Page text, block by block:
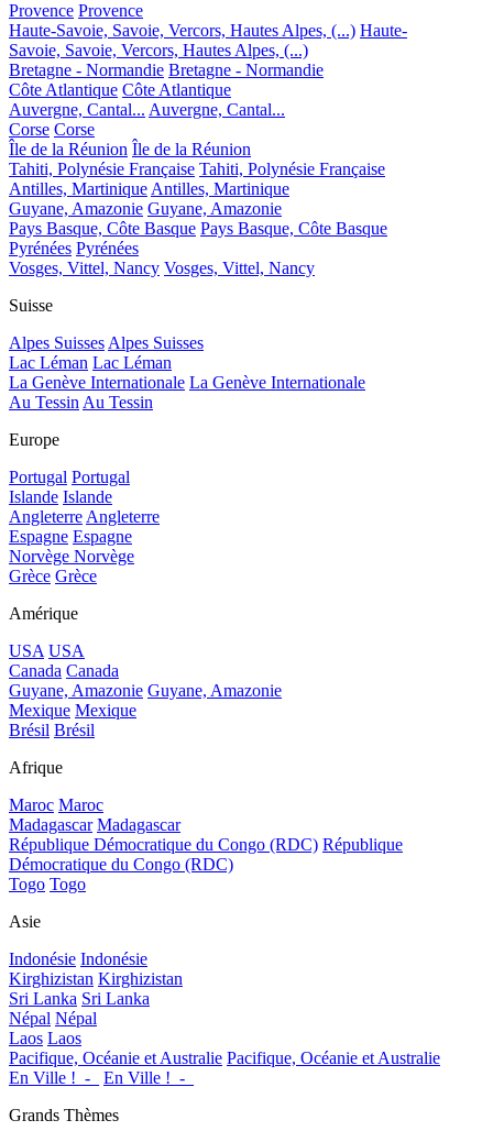
Provence Provence
Haute-Savoie, Savoie, Vercors, Hautes Alpes, (...) Haute-
Savoie, Savoie, Vercors, Hautes Alpes, (...)
Bretagne - Normandie Bretagne - Normandie
Côte Atlantique Côte Atlantique
Auvergne, Cantal... Auvergne, Cantal...
Corse Corse
Île de la Réunion Île de la Réunion
Tahiti, Polynésie Française Tahiti, Polynésie Française
Antilles, MartiniqueAntilles, Martinique
Guyane, Amazonie Guyane, Amazonie
Pays Basque, Côte Basque Pays Basque, Côte Basque
Pyrénées Pyrénées
Vosges, Vittel, Nancy Vosges, Vittel, Nancy
Suisse
Alpes SuissesAlpes Suisses
Lac Léman Lac Léman
La Genève Internationale La Genève Internationale
Au TessinAu Tessin
Europe
Portugal Portugal
Islande Islande
AngleterreAngleterre
Espagne Espagne
Norvège Norvège
Grèce Grèce
Amérique
USA USA
Canada Canada
Guyane, Amazonie Guyane, Amazonie
Mexique Mexique
Brésil Brésil
Afrique
Maroc Maroc
Madagascar Madagascar
République Démocratique du Congo (RDC) République
Démocratique du Congo (RDC)
Togo Togo
Asie
Indonésie Indonésie
Kirghizistan Kirghizistan
Sri Lanka Sri Lanka
Népal Népal
Laos Laos
Pacifique, Océanie et Australie Pacifique, Océanie et Australie
En Ville !_-_
En Ville !_-_
Grands Thèmes